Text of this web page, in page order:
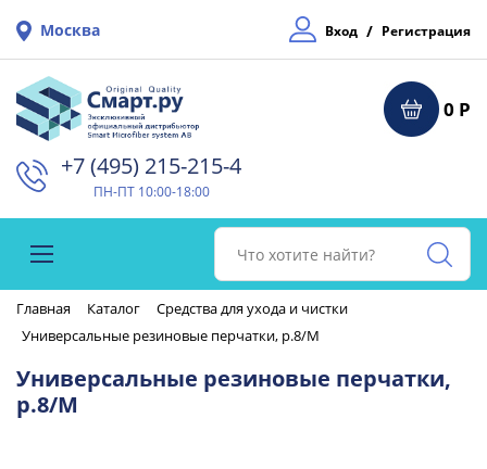
Москва Вход / Регистрация
0 Р
+7 (495) 215-215-4⁠
ПН-ПТ 10:00-18:00
Главная Каталог
Средства для ухода и чистки
Универсальные резиновые перчатки, р.8/M
Универсальные резиновые перчатки,
р.8/M